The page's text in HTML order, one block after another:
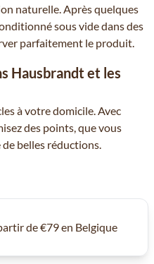
naturelle. Après quelques
sous vide dans des
parfaitement le produit.
Hausbrandt et les
à votre domicile. Avec
des points, que vous
belles réductions.
de €79 en Belgique